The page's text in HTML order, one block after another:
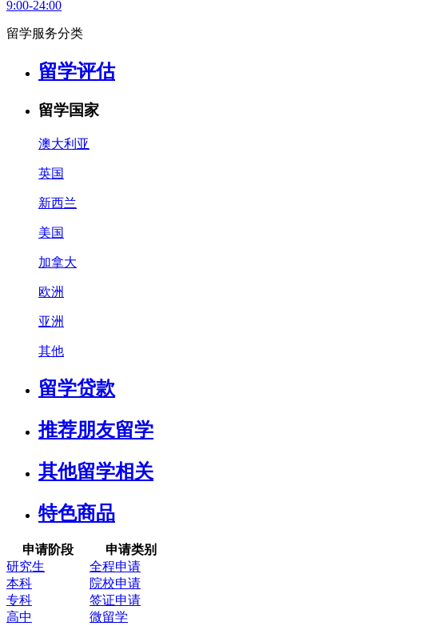
9:00-24:00
留学服务分类
留学评估
留学国家
澳大利亚
英国
新西兰
美国
加拿大
欧洲
亚洲
其他
留学贷款
推荐朋友留学
其他留学相关
特色商品
申请阶段
申请类别
研究生
全程申请
本科
院校申请
专科
签证申请
高中
微留学